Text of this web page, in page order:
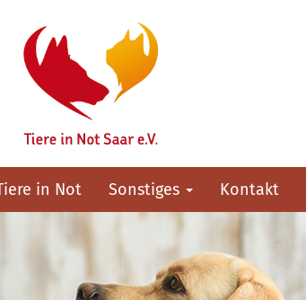
in Not Sonstiges Kontakt